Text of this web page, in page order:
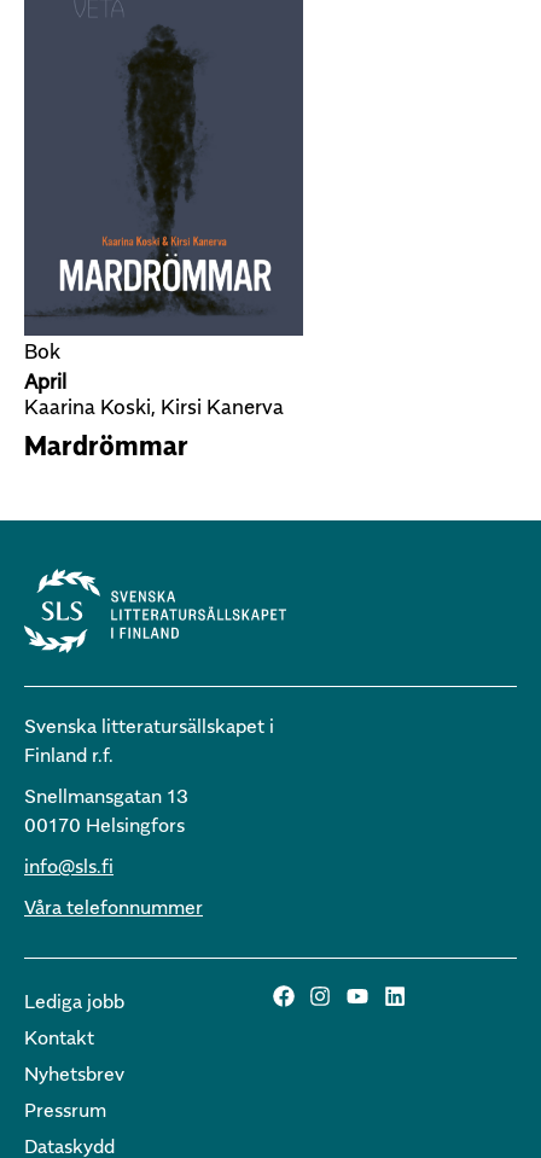
Bok
April
Kaarina Koski, Kirsi Kanerva
Mardrömmar
Svenska litteratursällskapet i
Finland r.f.
Snellmansgatan 13
00170 Helsingfors
info@sls.fi
Våra telefonnummer
Lediga jobb
Kontakt
Nyhetsbrev
Pressrum
Dataskydd